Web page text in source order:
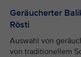
Geräucherter
Rösti
Auswahl von
von traditionellem